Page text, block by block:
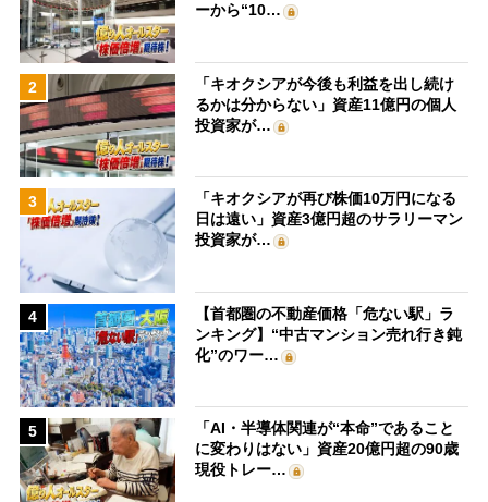
ーから“10…
2
「キオクシアが今後も利益を出し続け
るかは分からない」資産11億円の個人
投資家が…
3
「キオクシアが再び株価10万円になる
日は遠い」資産3億円超のサラリーマン
投資家が…
4
【首都圏の不動産価格「危ない駅」ラ
ンキング】“中古マンション売れ行き鈍
化”のワー…
5
「AI・半導体関連が“本命”であること
に変わりはない」資産20億円超の90歳
現役トレー…